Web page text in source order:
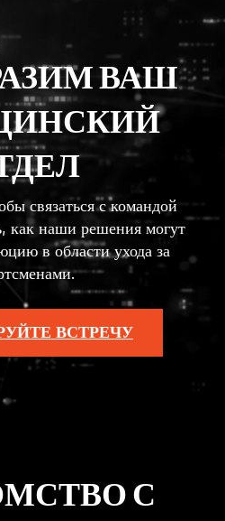
ВАШ
связаться с командой
наши решения могут
в области ухода за
ВСТРЕЧУ
С